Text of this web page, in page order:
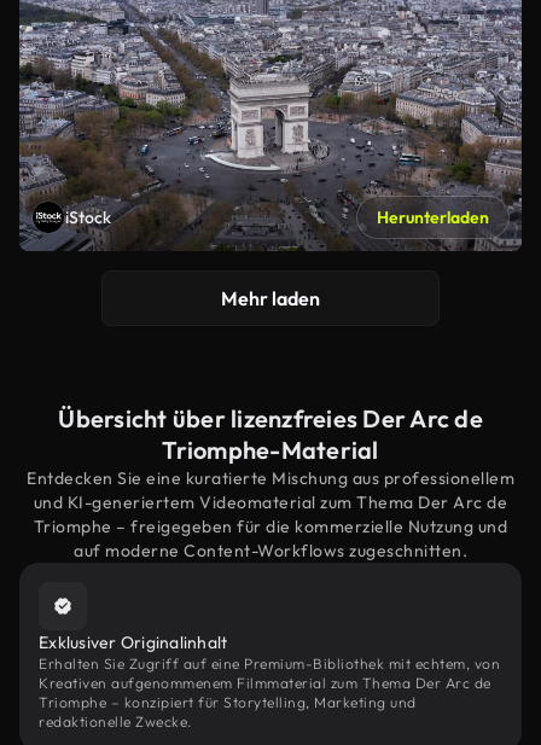
iStock Herunterladen
Mehr laden
Übersicht über lizenzfreies Der Arc de
Triomphe-Material
Entdecken Sie eine kuratierte Mischung aus professionellem
und KI-generiertem Videomaterial zum Thema Der Arc de
Triomphe – freigegeben für die kommerzielle Nutzung und
auf moderne Content-Workflows zugeschnitten.
Exklusiver Originalinhalt
Erhalten Sie Zugriff auf eine Premium-Bibliothek mit echtem, von
Kreativen aufgenommenem Filmmaterial zum Thema Der Arc de
Triomphe – konzipiert für Storytelling, Marketing und
redaktionelle Zwecke.